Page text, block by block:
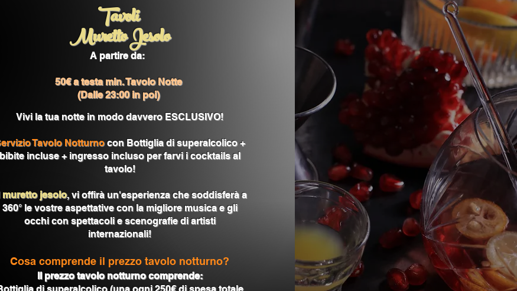
Tavoli
Muretto Jesolo
A partire da:
50€ a testa min. Tavolo Notte
(Dalle 23:00 in poi)
Vivi la tua notte in modo davvero ESCLUSIVO!
Tavolo Notturnocon Bottiglia di superalcolico +
bibite incluse + ingresso incluso per farvi i cocktails al
tavolo!
muretto jesolo, vi offirà un'esperienza che soddisferà a
360° le vostre aspettative con la migliore musica e gli
occhi con spettacoli e scenografie di artisti
internazionali!
Cosa comprende il prezzo tavolo notturno?
Il prezzo tavolo notturno comprende: